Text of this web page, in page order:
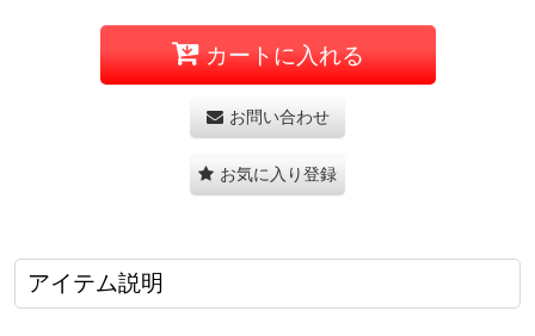
カートに入れる
お問い合わせ
お気に入り登録
アイテム説明